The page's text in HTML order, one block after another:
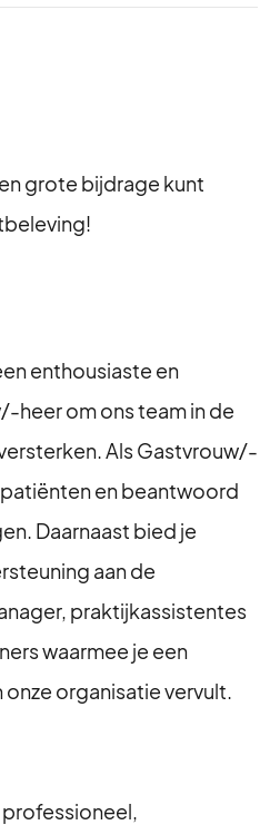
grote bijdrage kunt
enthousiaste en
heer om ons team in de
Als Gastvrouw/-
en beantwoord
Daarnaast bied je
aan de
praktijkassistentes
waarmee je een
organisatie vervult.